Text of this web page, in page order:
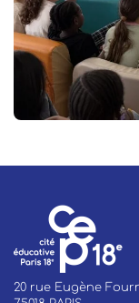
20 rue Eugène